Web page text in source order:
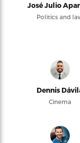
José Julio
Politics and
Dennis
Cinema